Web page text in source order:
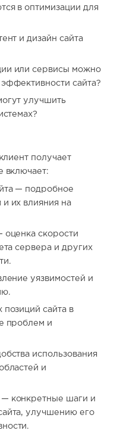
в оптимизации для
и дизайн сайта
или сервисы можно
сайта?
улучшить
получает
включает:
— подробное
их влияния на
оценка скорости
сервера и других
уязвимостей и
сайта в
проблем и
использования
и
конкретные шаги и
улучшению его